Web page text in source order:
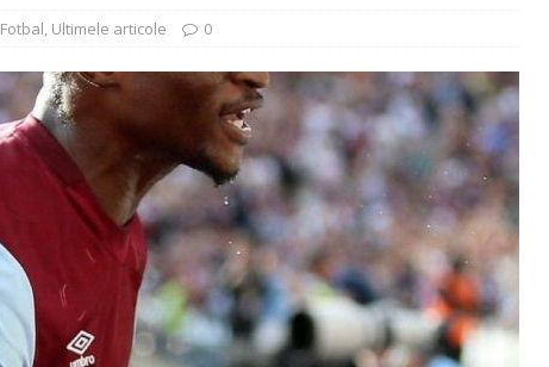
Fotbal, Ultimele articole 0